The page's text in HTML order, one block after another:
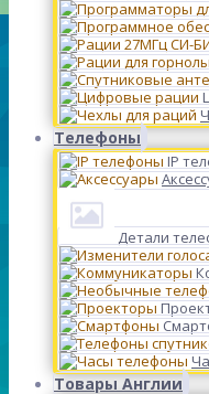
Телефоны
IP
Детали
Товары Англии